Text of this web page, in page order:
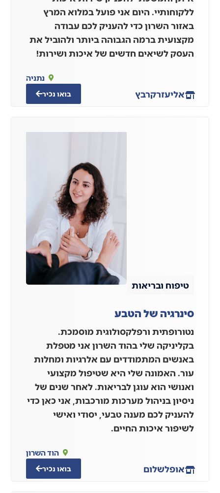
ללקוחותיי. היום אני פועל במלוא המרץ
באזור השרון כדי להעניק לכם עבודה
מקצועית ברמה הגבוהה ביותר ולהוביל את
העסק לשיאים חדשים של איכות ושירות!
אליעזרקרבץ
נתניה
בואו נכיר
טיפוח ובריאות
סינרגיה של הטבע
נטורופתית ורפלקסולוגית מוסמכת.
בקליניקה שלי בהוד השרון אני מטפלת
באנשים המתמודדים עם אלרגיות ומחלות
עור. האמונה שלי היא שטיפול מקצועי
ואנושי הוא עוגן לבריאות. לאחר שנים של
ניסיון בניהול מערכות מורכבות, אני כאן כדי
להעניק לכם מענה טבעי, יסודי ואישי
לשיפור איכות החיים.
אופלשלום
הוד השרון
בואו נכיר